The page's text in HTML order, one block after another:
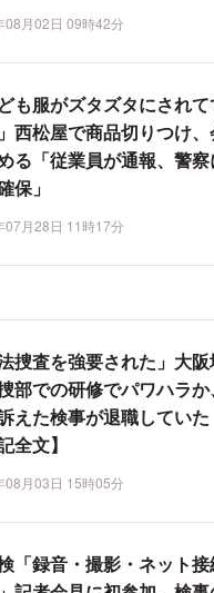
08月02日 09時42分
ども服がズタズタにされて
西松屋で商品切りつけ、
る「従業員が通報、警察
保」
07月28日 11時17分
法捜査を強要された」大
部での研修でパワハラか、
えた検事が退職していた
全文】
08月03日 15時05分
「録音・撮影・ネット接